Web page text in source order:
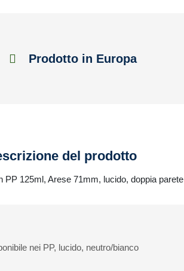
Prodotto in Europa
del prodotto
PP 125ml, Arese 71mm, lucido, doppia parete
nei PP, lucido, neutro/bianco